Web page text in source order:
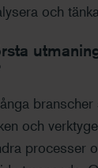
och
och
processer